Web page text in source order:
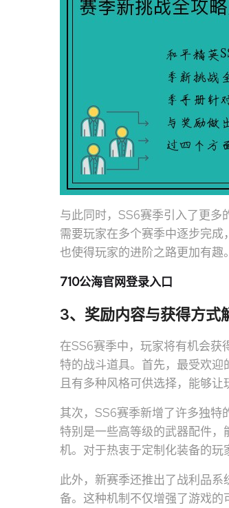
与此同时，SS6赛季引入了更多
需要玩家在多个赛季中逐步完成
也使得玩家的进阶之路更加有趣。
710公海官网登录入口
3、奖励内容与获得方式
在SS6赛季中，玩家将有机会获
特的战斗道具。首先，最受欢迎
且有多种风格可供选择，能够让
其次，SS6赛季新增了许多独特
特别是一些高等级的武器配件
机。对于热衷于定制化装备的玩
此外，新赛季还推出了战利品
备。这种机制不仅增强了游戏